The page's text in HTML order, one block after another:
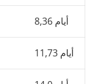
8,36 أيام
11,73 أيام